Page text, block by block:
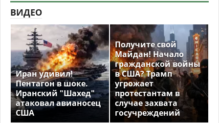
ВИДЕО
Иран удивил!
Пентагон в шоке.
Иранский "Шахед"
атаковал авианосец
США
Получите свой
Майдан! Начало
гражданской войны
в США? Трамп
угрожает
протестантам в
случае захвата
госучреждений